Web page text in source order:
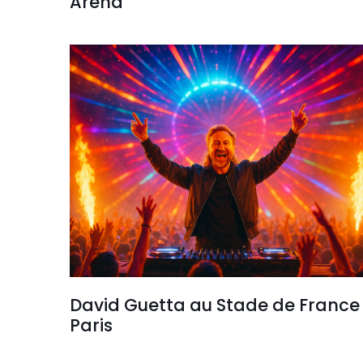
David Guetta au Stade de France
Paris